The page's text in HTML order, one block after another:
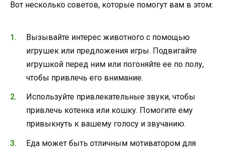
Вот несколько советов, которые помогут вам в этом:
Вызывайте интерес животного с помощью
игрушек или предложения игры. Подвигайте
игрушкой перед ним или погоняйте ее по полу,
чтобы привлечь его внимание.
Используйте привлекательные звуки, чтобы
привлечь котенка или кошку. Помогите ему
привыкнуть к вашему голосу и звучанию.
Еда может быть отличным мотиватором для